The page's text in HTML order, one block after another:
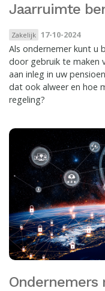
Jaarruimte
Zakelijk 17-10-2024
Als ondernemer kunt u
door gebruik te maken
aan inleg in uw
dat ook alweer en hoe
regeling?
Ondernemers